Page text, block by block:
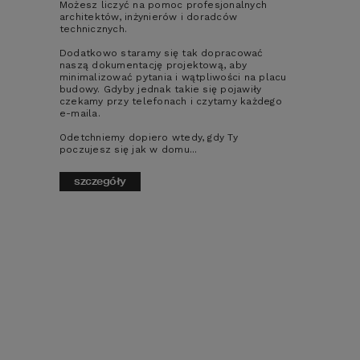
Możesz liczyć na pomoc profesjonalnych
architektów, inżynierów i doradców
technicznych.
Dodatkowo staramy się tak dopracować
naszą dokumentację projektową, aby
minimalizować pytania i wątpliwości na placu
budowy. Gdyby jednak takie się pojawiły
czekamy przy telefonach i czytamy każdego
e-maila.
Odetchniemy dopiero wtedy, gdy Ty
poczujesz się jak w domu...
szczegóły
takie ściany nie wymagają szalowania.
Tradycyjne ściany nośne budynku kojarzą
się jednoznacznie ze ścianami murowanymi.
Do ich wymurowania najczęściej wybierane
są pustaki ceramiczne, bloczki z betonu
komórkowego lub silikaty. Za takim
specjalistycznych wymagań sprzętowych.
Pustaki i bloczki mają wymiary
spore wymiary (w porównaniu z cegłą)
pozwalają na sprawne wznoszenie muru.